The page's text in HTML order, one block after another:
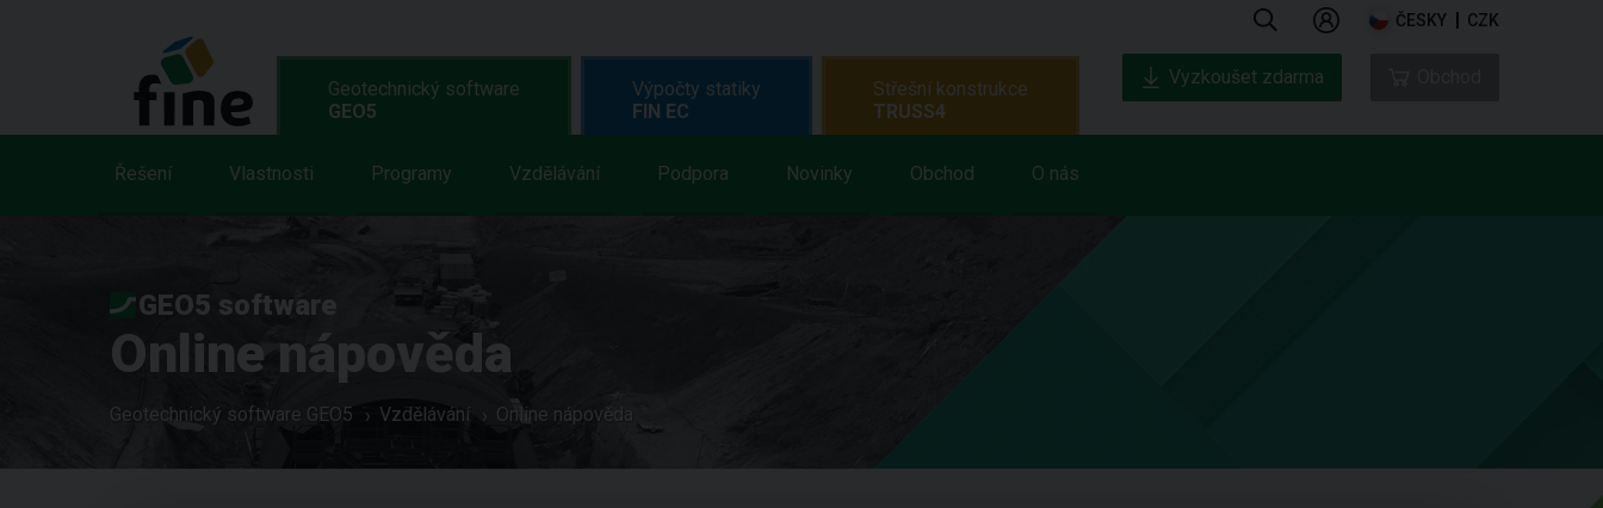
ČESKY CZK
Geotechnický software
GEO5
Řešení Vlastnosti Programy Vzdělávání Podpora Novinky Obchod O nás
Výpočty statiky
FIN EC
Střešní konstrukce
TRUSS4
Vyzkoušet zdarma
GEO5 software
Online nápověda
Geotechnický software GEO5 Vzdělávání Online nápověda